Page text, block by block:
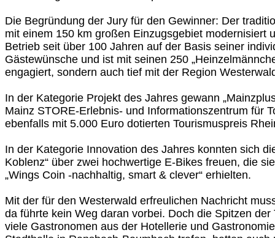
Die Begründung der Jury für den Gewinner: Der
mit einem 150 km großen Einzugsgebiet modernisiert
Betrieb seit über 100 Jahren auf der Basis seiner
Gästewünsche und ist mit seinen 250
engagiert, sondern auch tief mit der Region
In der Kategorie Projekt des Jahres gewann
Mainz STORE-Erlebnis- und Informationszentrum für
ebenfalls mit 5.000 Euro dotierten Tourismuspreis
In der Kategorie Innovation des Jahres konnten sich
Koblenz“ über zwei hochwertige E-Bikes freuen, die
„Wings Coin -nachhaltig, smart & clever“ erhielten.
Mit der für den Westerwald erfreulichen Nachricht
da führte kein Weg daran vorbei. Doch die Spitzen der
viele Gastronomen aus der Hotellerie und